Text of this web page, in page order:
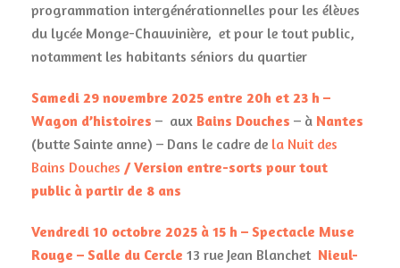
programmation intergénérationnelles pour les élèves
du lycée Monge-Chauvinière, et pour le tout public,
notamment les habitants séniors du quartier
Samedi 29 novembre 2025 entre 20h et 23 h –
Wagon d’histoires – aux Bains Douches – à Nantes
(butte Sainte anne) – Dans le cadre de la Nuit des
Bains Douches / Version entre-sorts pour tout
public à partir de 8 ans
Vendredi 10 octobre 2025 à 15 h – Spectacle Muse
Rouge – Salle du Cercle 13 rue Jean Blanchet Nieul-